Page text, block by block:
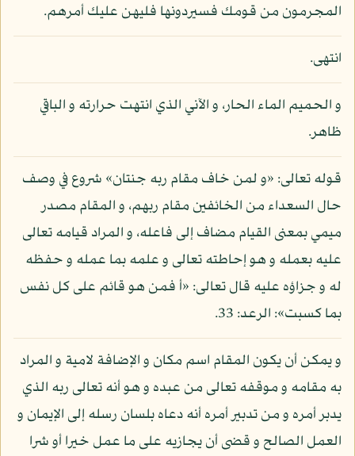
المجرمون من قومك فسيردونها فليهن عليك أمرهم.
انتهى.
و الحميم الماء الحار، و الآني الذي انتهت حرارته و الباقي
ظاهر.
قوله تعالى: «و لمن خاف مقام ربه جنتان» شروع في وصف
حال السعداء من الخائفين مقام ربهم، و المقام مصدر
ميمي بمعنى القيام مضاف إلى فاعله، و المراد قيامه تعالى
عليه بعمله و هو إحاطته تعالى و علمه بما عمله و حفظه
له و جزاؤه عليه قال تعالى: «أ فمن هو قائم على كل نفس
بما كسبت»: الرعد: 33.
و يمكن أن يكون المقام اسم مكان و الإضافة لامية و المراد
به مقامه و موقفه تعالى من عبده و هو أنه تعالى ربه الذي
يدبر أمره و من تدبير أمره أنه دعاه بلسان رسله إلى الإيمان و
العمل الصالح و قضى أن يجازيه على ما عمل خيرا أو شرا